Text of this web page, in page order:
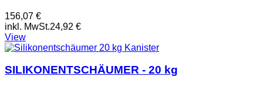
156,07 €
inkl. MwSt.24,92 €
View
SILIKONENTSCHÄUMER - 20 kg